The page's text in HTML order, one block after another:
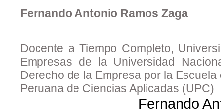
Fernando Antonio Ramos Zaga
Docente a Tiempo Completo,
Empresas de la Universidad
Derecho de la Empresa por la
Peruana de Ciencias Aplicadas (UPC)
Fernando